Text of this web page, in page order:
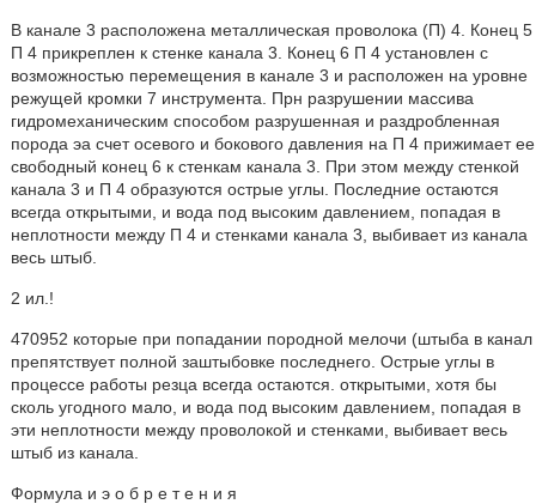
В канале 3 расположена металлическая проволока (П) 4. Конец 5
П 4 прикреплен к стенке канала 3. Конец 6 П 4 установлен с
возможностью перемещения в канале 3 и расположен на уровне
режущей кромки 7 инструмента. Прн разрушении массива
гидромеханическим способом разрушенная и раздробленная
порода эа счет осевого и бокового давления на П 4 прижимает ее
свободный конец 6 к стенкам канала 3. При этом между стенкой
канала 3 и П 4 образуются острые углы. Последние остаются
всегда открытыми, и вода под высоким давлением, попадая в
неплотности между П 4 и стенками канала 3, выбивает из канала
весь штыб.
2 ил.!
470952 которые при попадании породной мелочи (штыба в канал
препятствует полной заштыбовке последнего. Острые углы в
процессе работы резца всегда остаются. открытыми, хотя бы
сколь угодного мало, и вода под высоким давлением, попадая в
эти неплотности между проволокой и стенками, выбивает весь
штыб из канала.
Формула и э о б р е т е н и я